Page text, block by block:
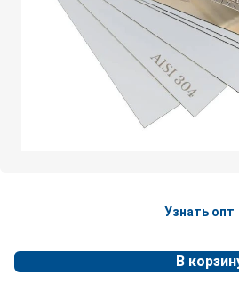
Узнать опт
В